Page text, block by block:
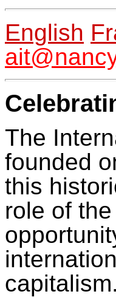
English
The
founded
this
role of
capitalism.